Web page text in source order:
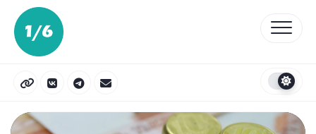
Перейти
содержанию